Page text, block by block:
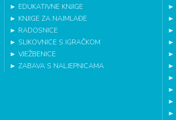
► EDUKATIVNE KNJIGE
► KNJIGE ZA NAJMLAĐE
► RADOSNICE
► SLIKOVNICE S IGRAČKOM
► VJEŽBENICE
► ZABAVA S NALJEPNICAMA
►
►
►
►
►
►
►
►
►
►